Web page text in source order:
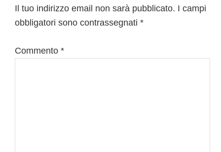
del
lettore
Il tuo indirizzo email non sarà pubblicato. I campi
obbligatori sono contrassegnati *
Commento *